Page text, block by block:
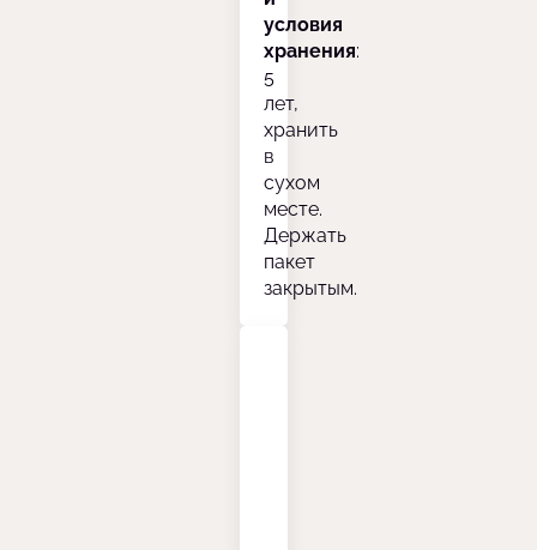
условия
хранения:
5
лет,
хранить
в
сухом
месте.
Держать
пакет
закрытым.